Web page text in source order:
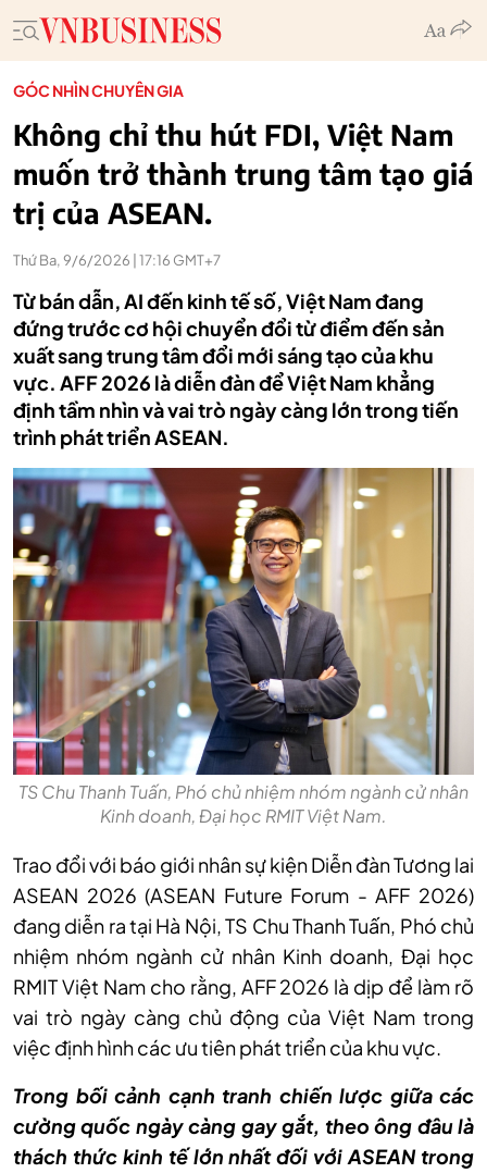
GÓC NHÌN CHUYÊN GIA
Không chỉ thu hút FDI, Việt Nam
muốn trở thành trung tâm tạo giá
trị của ASEAN.
Thứ Ba, 9/6/2026 | 17:16 GMT+7
Từ bán dẫn, AI đến kinh tế số, Việt Nam đang
đứng trước cơ hội chuyển đổi từ điểm đến sản
xuất sang trung tâm đổi mới sáng tạo của khu
vực. AFF 2026 là diễn đàn để Việt Nam khẳng
định tầm nhìn và vai trò ngày càng lớn trong tiến
trình phát triển ASEAN.
TS Chu Thanh Tuấn, Phó chủ nhiệm nhóm ngành cử nhân
Kinh doanh, Đại học RMIT Việt Nam.
Trao đổi với báo giới nhân sự kiện Diễn đàn Tương lai
ASEAN 2026 (ASEAN Future Forum - AFF 2026)
đang diễn ra tại Hà Nội, TS Chu Thanh Tuấn, Phó chủ
nhiệm nhóm ngành cử nhân Kinh doanh, Đại học
RMIT Việt Nam cho rằng, AFF 2026 là dịp để làm rõ
vai trò ngày càng chủ động của Việt Nam trong
việc định hình các ưu tiên phát triển của khu vực.
Trong bối cảnh cạnh tranh chiến lược giữa các
cường quốc ngày càng gay gắt, theo ông đâu là
thách thức kinh tế lớn nhất đối với ASEAN trong